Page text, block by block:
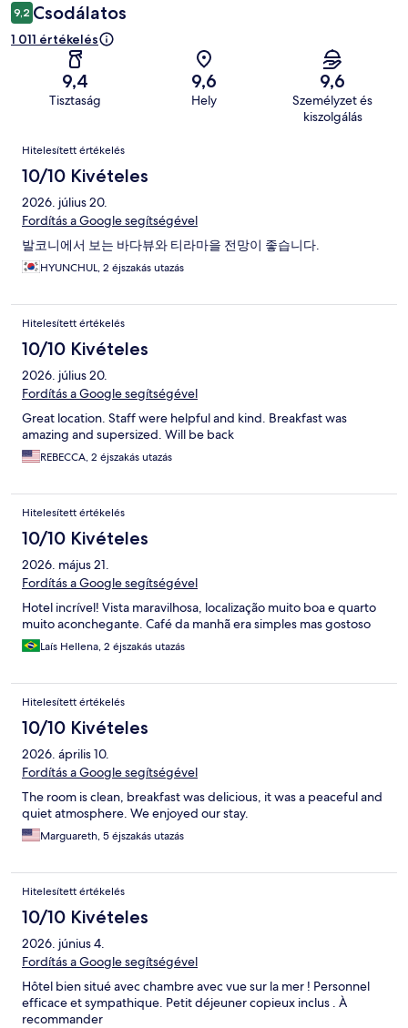
9,2 Csodálatos
1 011 értékelés
9,4
Tisztaság
9,6
Hely
9,6
Személyzet és
kiszolgálás
Értékelések
Hitelesített értékelés
10/10 Kivételes
2026. július 20.
Fordítás a Google segítségével
발코니에서 보는 바다뷰와 티라마을 전망이 좋습니다.
HYUNCHUL, 2 éjszakás utazás
Hitelesített értékelés
10/10 Kivételes
2026. július 20.
Fordítás a Google segítségével
Great location. Staff were helpful and kind. Breakfast was
amazing and supersized. Will be back
REBECCA, 2 éjszakás utazás
Hitelesített értékelés
10/10 Kivételes
2026. május 21.
Fordítás a Google segítségével
Hotel incrível! Vista maravilhosa, localização muito boa e quarto
muito aconchegante. Café da manhã era simples mas gostoso
Laís Hellena, 2 éjszakás utazás
Hitelesített értékelés
10/10 Kivételes
2026. április 10.
Fordítás a Google segítségével
The room is clean, breakfast was delicious, it was a peaceful and
quiet atmosphere. We enjoyed our stay.
Marguareth, 5 éjszakás utazás
Hitelesített értékelés
10/10 Kivételes
2026. június 4.
Fordítás a Google segítségével
Hôtel bien situé avec chambre avec vue sur la mer ! Personnel
efficace et sympathique. Petit déjeuner copieux inclus . À
recommander